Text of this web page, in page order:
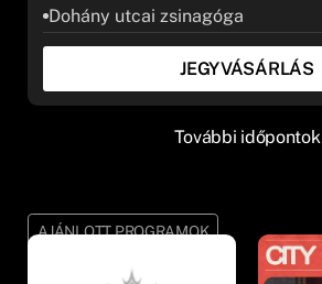
Dohány utcai zsinagóga
JEGYVÁSÁRLÁS
További időpontok
AJÁNLOTT PROGRAMOK